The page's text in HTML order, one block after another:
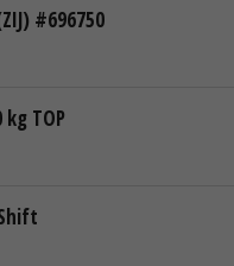
#696750
TOP